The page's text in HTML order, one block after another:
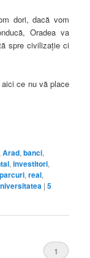
dori, dacă vom
Oradea va
spre civilizaţie ci
ce nu vă place
,Arad,banci,
,investitori,
parcuri,real,
|5
1